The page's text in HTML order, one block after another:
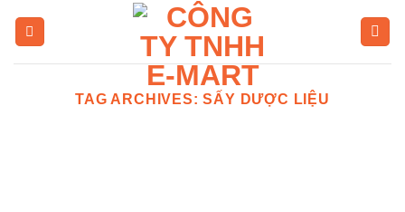
TAG ARCHIVES:SẤY DƯỢC LIỆU